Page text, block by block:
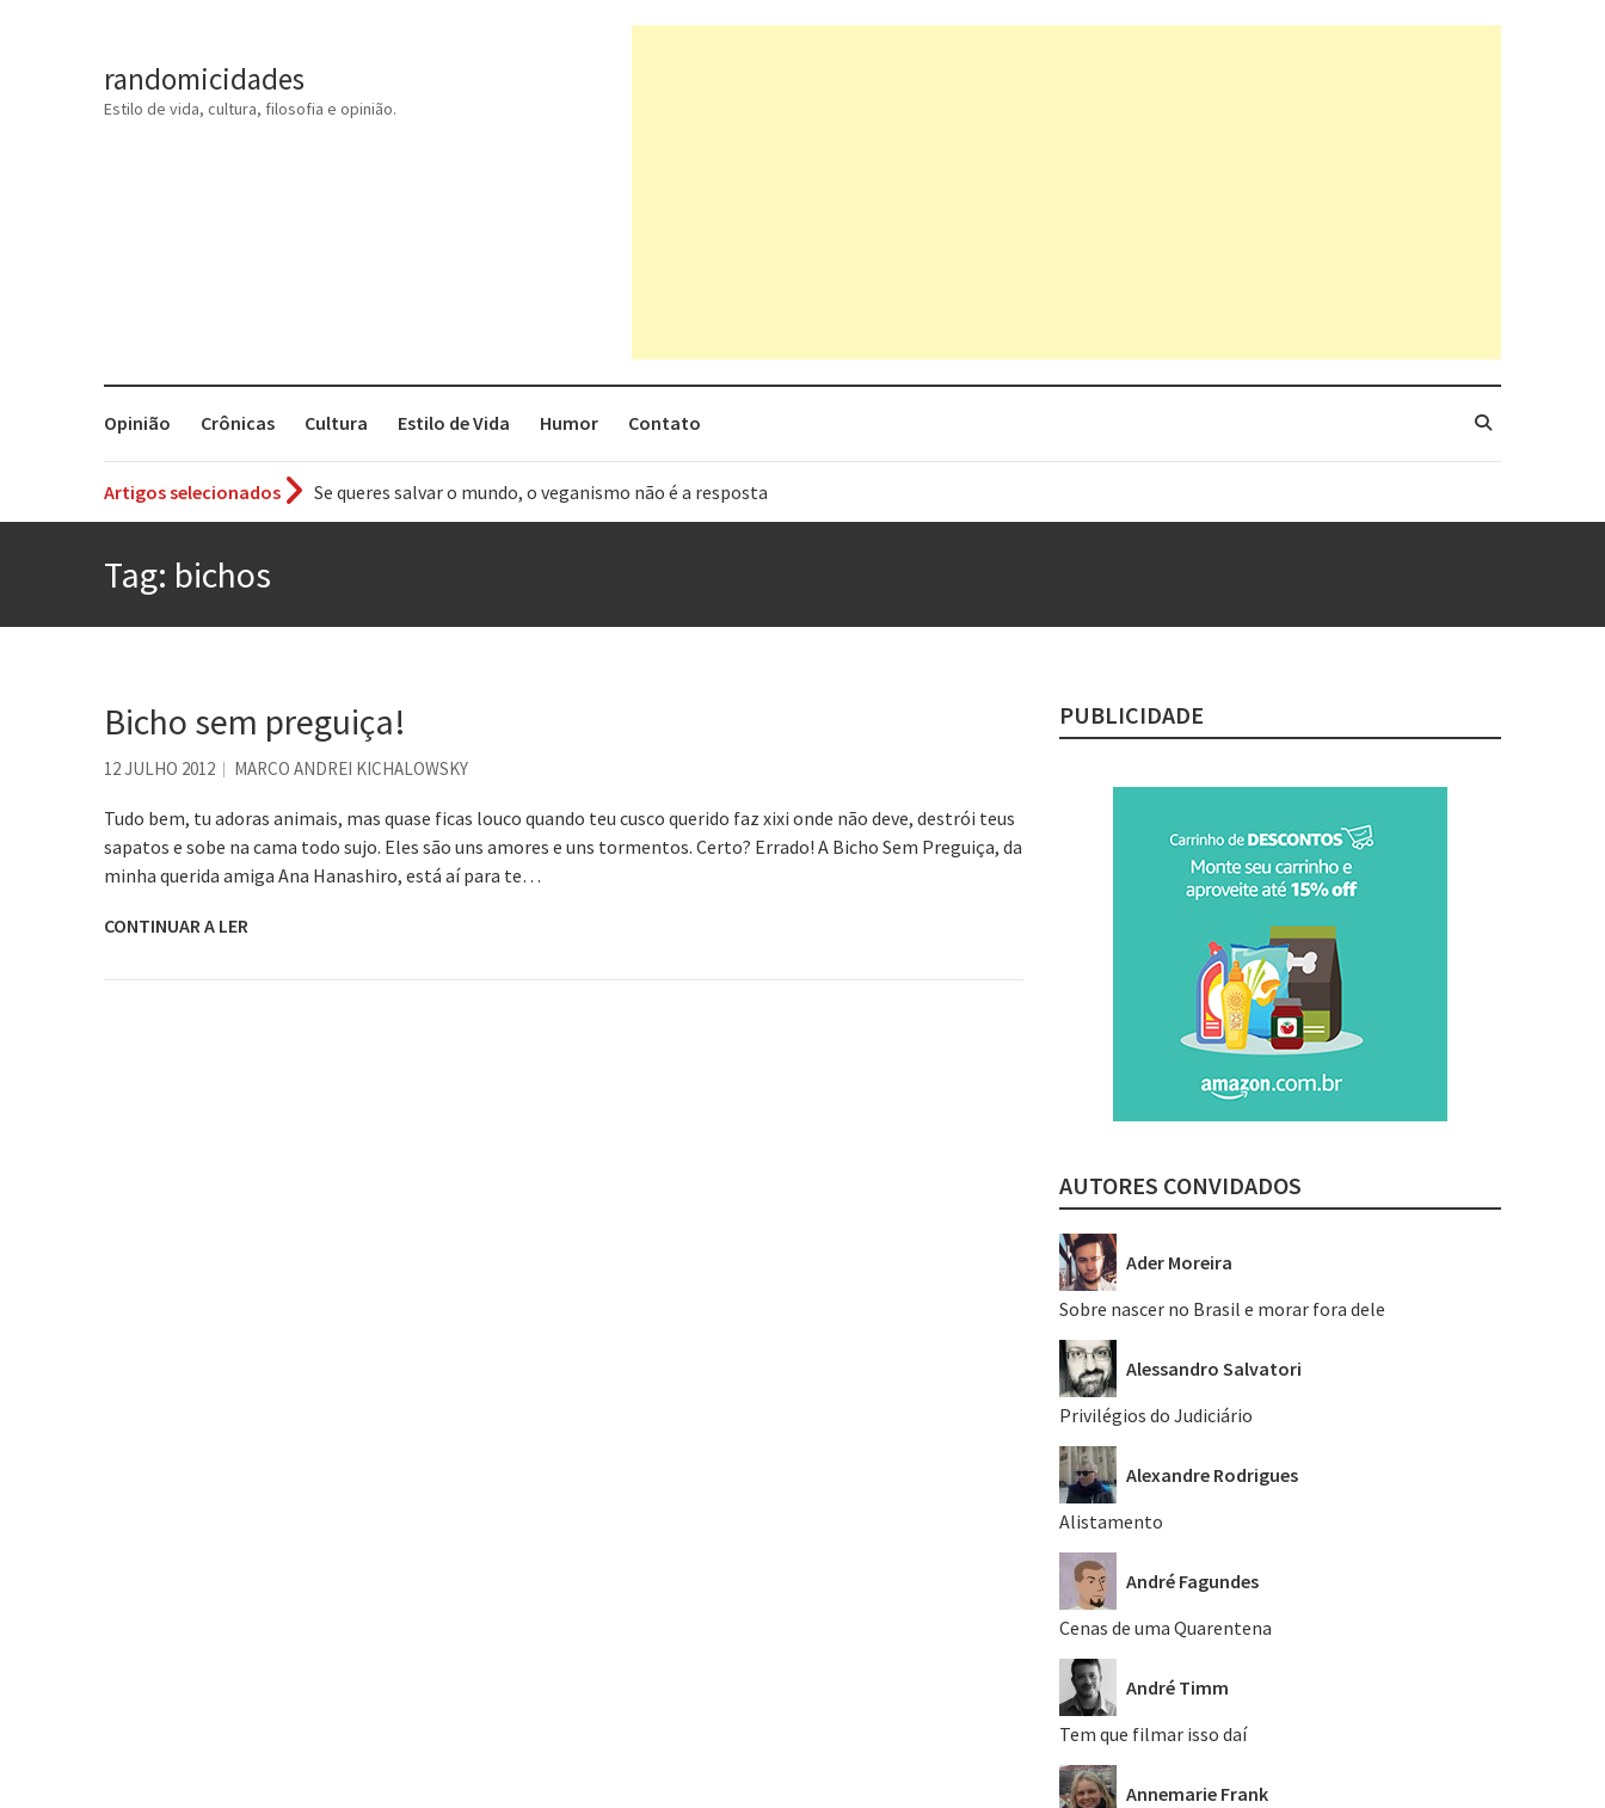
randomicidades
Estilo de vida, cultura, filosofia e opinião.
Opinião Crônicas Cultura Estilo de Vida Humor Contato
Artigos selecionados
Se queres salvar o mundo, o veganismo não é a resposta
Esse tal de Rock Gaúcho
Os causos de Jorge Luis Borges
Tag: bichos
Bicho sem preguiça!
12 JULHO 2012 MARCO ANDREI KICHALOWSKY
Tudo bem, tu adoras animais, mas quase ficas louco quando teu cusco querido faz xixi onde não deve, destrói teus
sapatos e sobe na cama todo sujo. Eles são uns amores e uns tormentos. Certo? Errado! A Bicho Sem Preguiça, da
minha querida amiga Ana Hanashiro, está aí para te…
CONTINUAR A LER
PUBLICIDADE
AUTORES CONVIDADOS
Ader Moreira
Sobre nascer no Brasil e morar fora dele
Alessandro Salvatori
Privilégios do Judiciário
Alexandre Rodrigues
Alistamento
André Fagundes
Cenas de uma Quarentena
André Timm
Tem que filmar isso daí
Annemarie Frank